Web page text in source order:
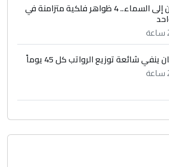
العيون إلى السماء.. 4 ظواهر فلكية متزامنة في
ينفي شائعة توزيع الرواتب كل 45 يوماً